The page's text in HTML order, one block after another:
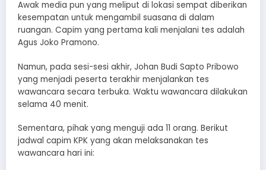
Awak media pun yang meliput di lokasi sempat diberikan
kesempatan untuk mengambil suasana di dalam
ruangan. Capim yang pertama kali menjalani tes adalah
Agus Joko Pramono.
Namun, pada sesi-sesi akhir, Johan Budi Sapto Pribowo
yang menjadi peserta terakhir menjalankan tes
wawancara secara terbuka. Waktu wawancara dilakukan
selama 40 menit.
Sementara, pihak yang menguji ada 11 orang. Berikut
jadwal capim KPK yang akan melaksanakan tes
wawancara hari ini: